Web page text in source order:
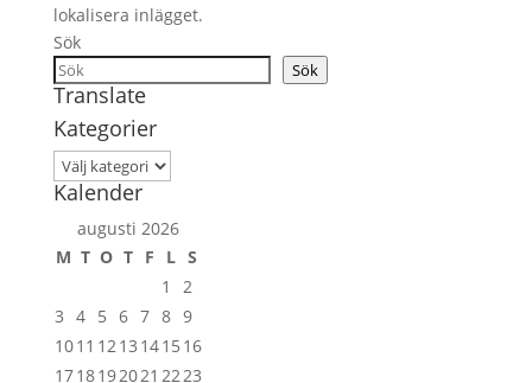
lokalisera inlägget.
Sök
Sök
Translate
Kategorier
Kategorier
Kalender
augusti 2026
M T O T F L S
1
2
3 4 5 6 7 8 9
1011 1213 1415 16
1718192021 2223